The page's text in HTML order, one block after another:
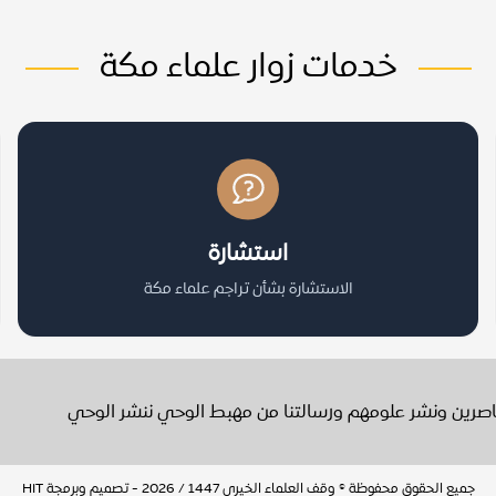
خدمات زوار علماء مكة
استشارة
الاستشارة بشأن تراجم علماء مكة
ونشر علومهم ورسالتنا من مهبط الوحي ننشر الوحي
جميع الحقوق محفوظة © وقف العلماء الخيري 1447 / 2026 - تصميم وبرمجة HIT